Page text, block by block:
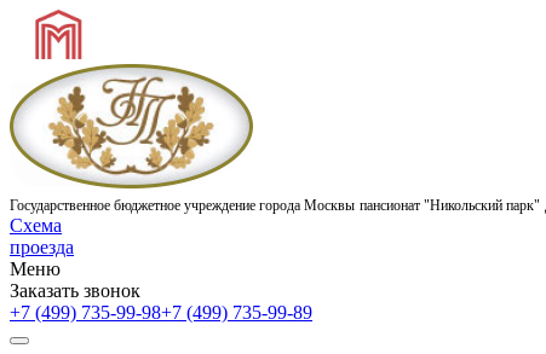
Государственное бюджетное учреждение города Москвы пансионат "Никольский парк"
Схема
проезда
Меню
Заказать звонок
+7 (499) 735-99-98+7 (499) 735-99-89